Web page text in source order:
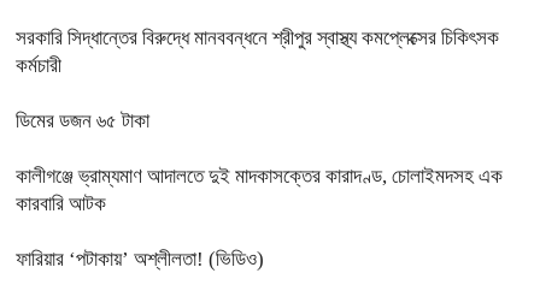
সরকারি সিদ্ধান্তের বিরুদ্ধে মানববন্ধনে শ্রীপুর স্বাস্থ্য কমপ্লেক্সের চিকিৎসক
কর্মচারী
ডিমের ডজন ৬৫ টাকা
কালীগঞ্জে ভ্রাম্যমাণ আদালতে দুই মাদকাসক্তের কারাদণ্ড, চোলাইমদসহ এক
কারবারি আটক
ফারিয়ার ‘পটাকায়’ অশ্লীলতা! (ভিডিও)